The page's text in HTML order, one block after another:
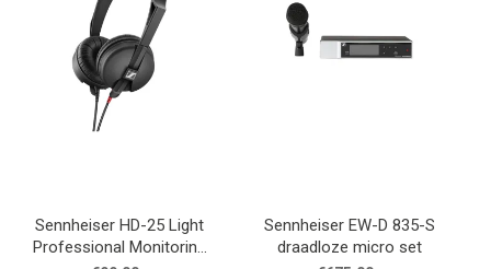
Sennheiser HD-25 Light
Professional Monitoring
Sennheiser EW-D 835-S
draadloze micro set